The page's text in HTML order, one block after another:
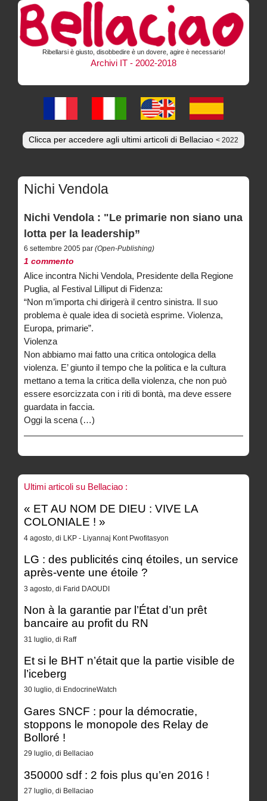
Ribellarsi è giusto, disobbedire è un dovere, agire è necessario!
Archivi IT - 2002-2018
Clicca per accedere agli ultimi articoli di Bellaciao < 2022
Nichi Vendola
Nichi Vendola : "Le primarie non siano una
lotta per la leadership”
6 settembre 2005 par (Open-Publishing)
1 commento
Alice incontra Nichi Vendola, Presidente della Regione
Puglia, al Festival Lilliput di Fidenza:
“Non m’importa chi dirigerà il centro sinistra. Il suo
problema è quale idea di società esprime. Violenza,
Europa, primarie”.
Violenza
Non abbiamo mai fatto una critica ontologica della
violenza. E’ giunto il tempo che la politica e la cultura
mettano a tema la critica della violenza, che non può
essere esorcizzata con i riti di bontà, ma deve essere
guardata in faccia.
Oggi la scena (…)
Ultimi articoli su Bellaciao :
« ET AU NOM DE DIEU : VIVE LA
COLONIALE ! »
4 agosto, di LKP - Liyannaj Kont Pwofitasyon
LG : des publicités cinq étoiles, un service
après-vente une étoile ?
3 agosto, di Farid DAOUDI
Non à la garantie par l’État d’un prêt
bancaire au profit du RN
31 luglio, di Raff
Et si le BHT n’était que la partie visible de
l’iceberg
30 luglio, di EndocrineWatch
Gares SNCF : pour la démocratie,
stoppons le monopole des Relay de
Bolloré !
29 luglio, di Bellaciao
350000 sdf : 2 fois plus qu’en 2016 !
27 luglio, di Bellaciao